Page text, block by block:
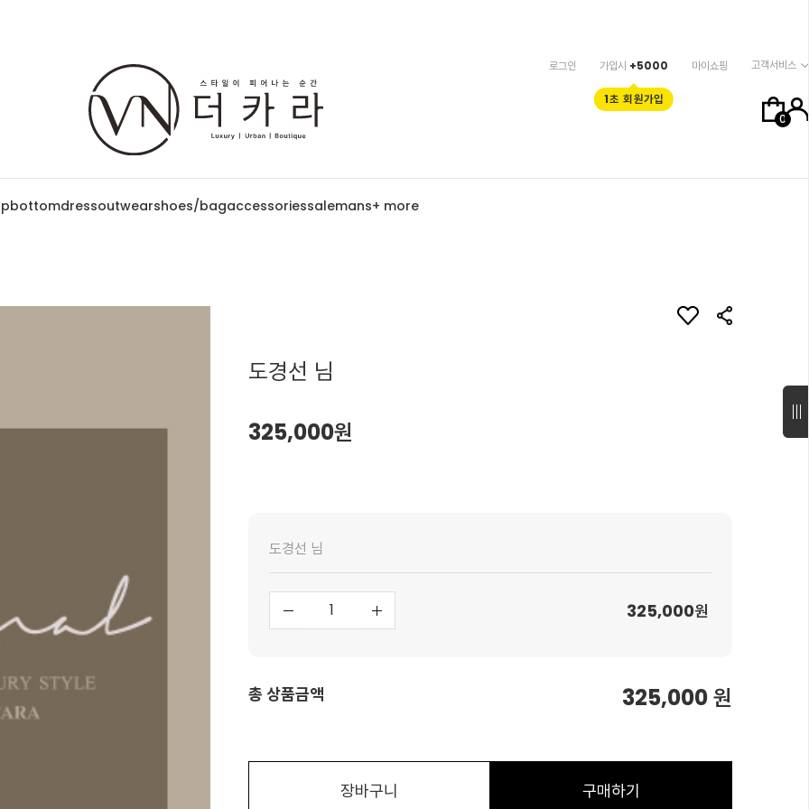
0
로그인 가입시 +5000
1초 회원가입
마이쇼핑 고객서비스
bottomdressoutwearshoes/bagaccessoriessalemans+ more
도경선 님
325,000원
도경선 님
325,000원
총 상품금액 325,000원
장바구니 구매하기